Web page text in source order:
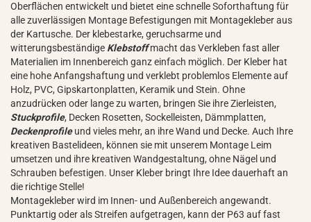
Oberflächen entwickelt und bietet eine schnelle Soforthaftung für
alle zuverlässigen Montage Befestigungen mit Montagekleber aus
der Kartusche. Der klebestarke, geruchsarme und
witterungsbeständige Klebstoffmacht das Verkleben fast aller
Materialien im Innenbereich ganz einfach möglich. Der Kleber hat
eine hohe Anfangshaftung und verklebt problemlos Elemente auf
Holz, PVC, Gipskartonplatten, Keramik und Stein. Ohne
anzudrücken oder lange zu warten, bringen Sie ihre Zierleisten,
Stuckprofile, Decken Rosetten, Sockelleisten, Dämmplatten,
Deckenprofileund vieles mehr, an ihre Wand und Decke. Auch Ihre
kreativen Bastelideen, können sie mit unserem Montage Leim
umsetzen und ihre kreativen Wandgestaltung, ohne Nägel und
Schrauben befestigen. Unser Kleber bringt Ihre Idee dauerhaft an
die richtige Stelle!
Montagekleber wird im Innen- und Außenbereich angewandt.
Punktartig oder als Streifen aufgetragen, kann der P63 auf fast